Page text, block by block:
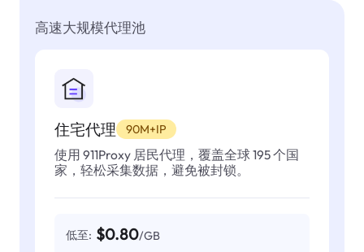
高速大规模代理池
住宅代理 90M+IP
使用 911Proxy 居民代理，覆盖全球 195 个国
家，轻松采集数据，避免被封锁。
低至: $0.80/GB